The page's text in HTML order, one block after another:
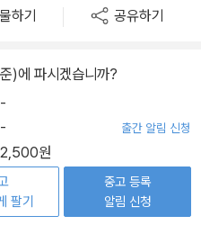
하기 공유하기
)에 파시겠습니까?
-
- 출간 알림 신청
2,500원
팔기
중고 등록
알림 신청